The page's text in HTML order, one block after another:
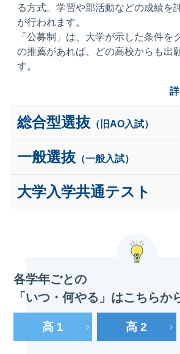
る方式。学習や部活動などの成績を
が行われます。
「公募制」は、大学が示した条件を
の推薦があれば、どの高校からも出
す。
総合型選抜 （旧AO入試）
できる入試制度です。ポイントは「
多くの大学で「どんな学生を求めて
トや一定の知識が必要な小論文を課
学力を見ることが多い点が特徴です。
一般選抜 （一般入試）
の特別選抜を除いた選抜のこと。
否が決定。個別学力検査は「前期日
（一部の公立大で実施）」「後期日
私立大の一般選抜は、各大学が入試
が重ならなければ何校でも受験可能
大学・学部・学科により多種多様で
大学入学共通テスト
国公立大の一般選抜受験者は、原則
する必要があり、多くの私立大でも
した入試を導入しています。また、
総合型選抜でも活用されることがあ
はマークシート方式。7教科21科目
大学が指定する教科・科目を受験し
各学年ごとの
「いつ・何やる」はこちらか
高 1 高 2